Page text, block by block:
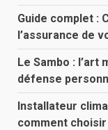
Guide complet :
l’assurance de
Le Sambo : l’art
défense
Installateur
comment